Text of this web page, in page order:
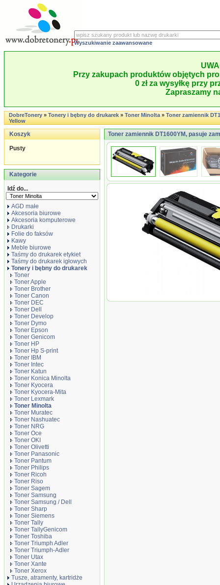
Wyszukiwanie zaawansowane
Przy zakupach produktów objętych
0 zł za wysyłkę przy
Zapraszamy
DobreTonery»Tonery i bębny do drukarek»Toner Minolta»Toner zamiennik
Yellow
Koszyk
Pusty
Kategorie
Idź do...
AGD małe
Akcesoria biurowe
Akcesoria komputerowe
Drukarki
Folie do faksów
Kawy
Meble biurowe
Taśmy do drukarek etykiet
Taśmy do drukarek igłowych
Tonery i bębny do drukarek
Toner
Toner Apple
Toner Brother
Toner Canon
Toner DEC
Toner Dell
Toner Develop
Toner Dymo
Toner Epson
Toner Genicom
Toner HP
Toner Hp S-print
Toner IBM
Toner Intec
Toner Katun
Toner Konica Minolta
Toner Kyocera
Toner Kyocera-Mita
Toner Lexmark
Toner Minolta
Toner Muratec
Toner Nashuatec
Toner NRG
Toner Oce
Toner OKI
Toner Olivetti
Toner Panasonic
Toner Pantum
Toner Philips
Toner Ricoh
Toner Riso
Toner Sagem
Toner Samsung
Toner Samsung / Dell
Toner Sharp
Toner Siemens
Toner Tally
Toner TallyGenicom
Toner Toshiba
Toner Triumph Adler
Toner Triumph-Adler
Toner Utax
Toner Xante
Toner Xerox
Tusze, atramenty, kartridże
Toner zamiennik DT1600YM, pasuje
Toner zamiennik DT1600YM